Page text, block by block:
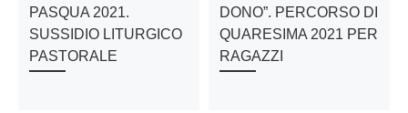
PASQUA 2021.
SUSSIDIO LITURGICO
PASTORALE
DONO”. PERCORSO DI
QUARESIMA 2021 PER
RAGAZZI